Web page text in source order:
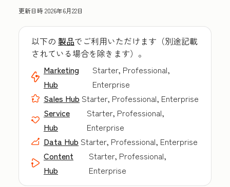
更新日時2026年6月22日
以下の 製品でご利用いただけます（別途記載
されている場合を除きます）。
Marketing
Hub
Starter, Professional,
Enterprise
Sales Hub Starter, Professional, Enterprise
Service
Hub
Starter, Professional,
Enterprise
Data Hub Starter, Professional, Enterprise
Content
Hub
Starter, Professional,
Enterprise